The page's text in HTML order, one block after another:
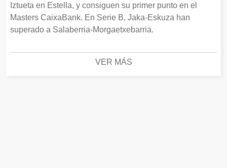
Iztueta en Estella, y consiguen su primer punto en el
Masters CaixaBank. En Serie B, Jaka-Eskuza han
superado a Salaberria-Morgaetxebarria.
VER MÁS